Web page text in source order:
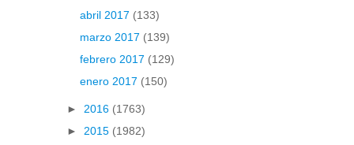
abril 2017 (133)
marzo 2017 (139)
febrero 2017 (129)
enero 2017 (150)
► 2016 (1763)
► 2015 (1982)